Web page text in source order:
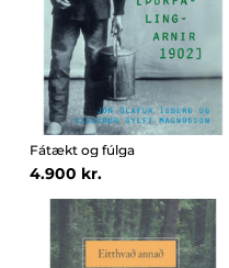
Fátækt og fúlga
4.900 kr.